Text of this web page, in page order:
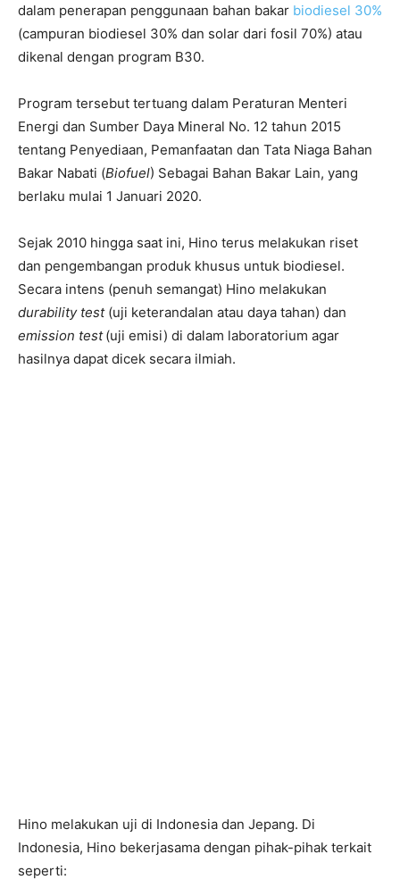
dalam penerapan penggunaan bahan bakar biodiesel 30%
(campuran biodiesel 30% dan solar dari fosil 70%) atau
dikenal dengan program B30.
Program tersebut tertuang dalam Peraturan Menteri
Energi dan Sumber Daya Mineral No. 12 tahun 2015
tentang Penyediaan, Pemanfaatan dan Tata Niaga Bahan
Bakar Nabati (Biofuel) Sebagai Bahan Bakar Lain, yang
berlaku mulai 1 Januari 2020.
Sejak 2010 hingga saat ini, Hino terus melakukan riset
dan pengembangan produk khusus untuk biodiesel.
Secara intens (penuh semangat) Hino melakukan
durability test(uji keterandalan atau daya tahan) dan
emission test (uji emisi) di dalam laboratorium agar
hasilnya dapat dicek secara ilmiah.
Hino melakukan uji di Indonesia dan Jepang. Di
Indonesia, Hino bekerjasama dengan pihak-pihak terkait
seperti: